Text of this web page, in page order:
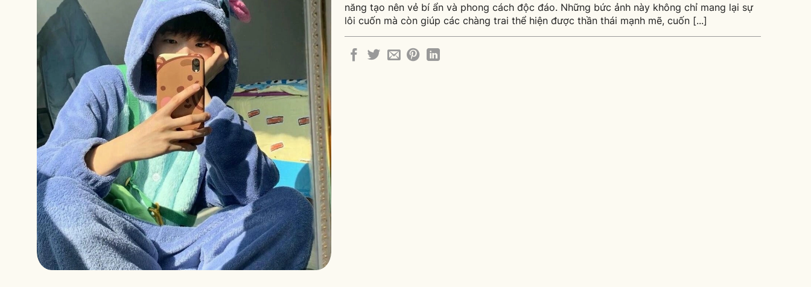
năng tạo nên vẻ bí ẩn và phong cách độc đáo. Những bức ảnh này không chỉ mang lại sự
lôi cuốn mà còn giúp các chàng trai thể hiện được thần thái mạnh mẽ, cuốn [...]